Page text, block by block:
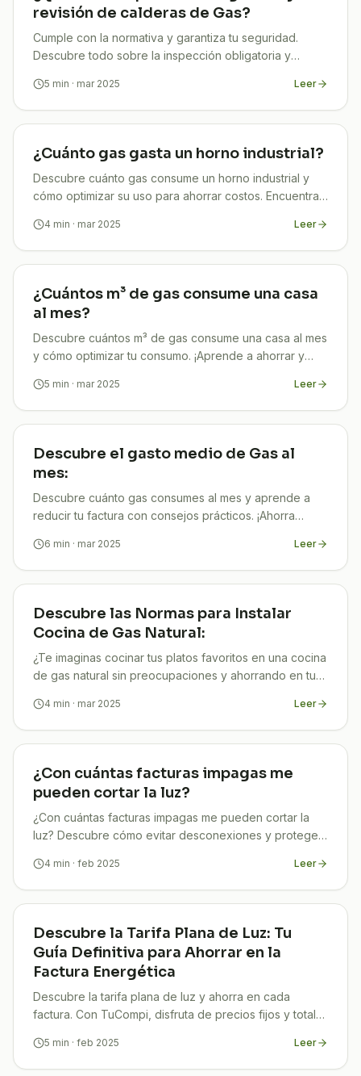
revisión de calderas de Gas?
Cumple con la normativa y garantiza tu seguridad.
Descubre todo sobre la inspección obligatoria y
5 min · mar 2025 Leer
¿Cuánto gas gasta un horno industrial?
Descubre cuánto gas consume un horno industrial y
cómo optimizar su uso para ahorrar costos. Encuentra
4 min · mar 2025 Leer
¿Cuántos m³ de gas consume una casa
al mes?
Descubre cuántos m³ de gas consume una casa al mes
y cómo optimizar tu consumo. ¡Aprende a ahorrar y
5 min · mar 2025 Leer
Descubre el gasto medio de Gas al
mes:
Descubre cuánto gas consumes al mes y aprende a
reducir tu factura con consejos prácticos. ¡Ahorra
6 min · mar 2025 Leer
Descubre las Normas para Instalar
Cocina de Gas Natural:
¿Te imaginas cocinar tus platos favoritos en una cocina
de gas natural sin preocupaciones y ahorrando en tus
4 min · mar 2025 Leer
¿Con cuántas facturas impagas me
pueden cortar la luz?
¿Con cuántas facturas impagas me pueden cortar la
luz? Descubre cómo evitar desconexiones y protege
4 min · feb 2025 Leer
Descubre la Tarifa Plana de Luz: Tu
Guía Definitiva para Ahorrar en la
Factura Energética
Descubre la tarifa plana de luz y ahorra en cada
factura. Con TuCompi, disfruta de precios fijos y total
5 min · feb 2025 Leer